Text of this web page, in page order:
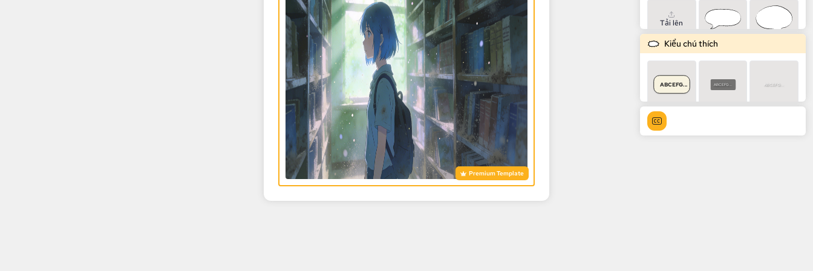
Premium Template
Tải lên
Kiểu chú thích
ABCEFG... ABCEFG... ABCEFG...
ABCEFG... ABCEFG...